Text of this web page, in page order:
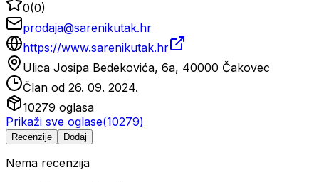
0(0)
prodaja@sarenikutak.hr
https://www.sarenikutak.hr
Ulica Josipa Bedekovića, 6a, 40000 Čakovec
Član od 26. 09. 2024.
10279 oglasa
Prikaži sve oglase(10279)
Recenzije Dodaj
Nema recenzija